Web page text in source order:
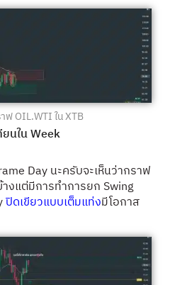
OIL.WTI ใน XTB
ยนใน Week
Day นะครับจะเห็นว่ากราฟ
แต่มีการทำการยก Swing
ปิดเขียวแบบเต็มแท่งมีโอกาส